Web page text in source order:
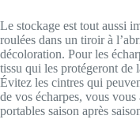
Le stockage est tout aussi
roulées dans un tiroir à
décoloration. Pour les
tissu qui les protégeront de
Évitez les cintres qui
de vos écharpes, vous vous
portables saison après